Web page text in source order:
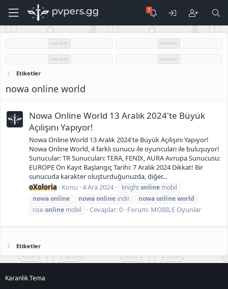
reklam reklam
reklam reklam
Etiketler
nowa online world
Nowa Online World 13 Aralık 2024'te Büyük
Açılışını Yapıyor!
Nowa Online World 13 Aralık 2024'te Büyük Açılışını Yapıyor!
Nowa Online World, 4 farklı sunucu ile oyuncuları ile buluşuyor!
Sunucular: TR Sunucuları: TERA, FENIX, AURA Avrupa Sunucusu:
EUROPE Ön Kayıt Başlangıç Tarihi: 7 Aralık 2024 Dikkat! Bir
sunucuda karakter oluşturduğunuzda, diğer...
oXoloria Konu 4 Ara 2024 knightonline mobil
nowaonline nowaonline indir nowaonlineworld
rise online mobil Cevaplar: 0 Forum: MOBILE Oyunlar
Etiketler
Karanlık Tema